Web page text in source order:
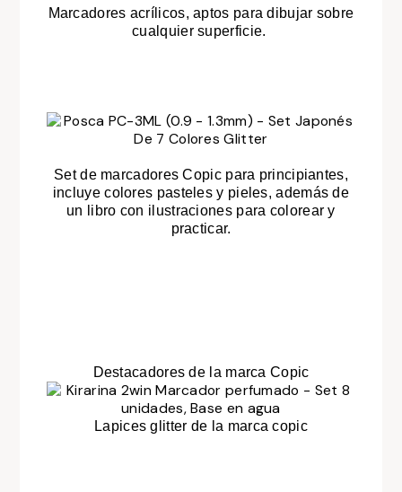
Marcadores acrílicos, aptos para dibujar sobre
cualquier superficie.
Set de marcadores Copic para principiantes,
incluye colores pasteles y pieles, además de
un libro con ilustraciones para colorear y
practicar.
Destacadores de la marca Copic
Lapices glitter de la marca copic